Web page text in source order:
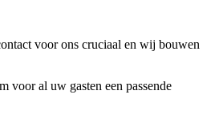
voor ons cruciaal en wij bouwen
voor al uw gasten een passende